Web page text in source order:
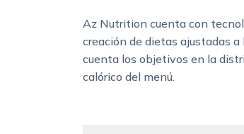
Az Nutrition cuenta con
creación de dietas ajustadas
cuenta los objetivos en la
calórico del menú.